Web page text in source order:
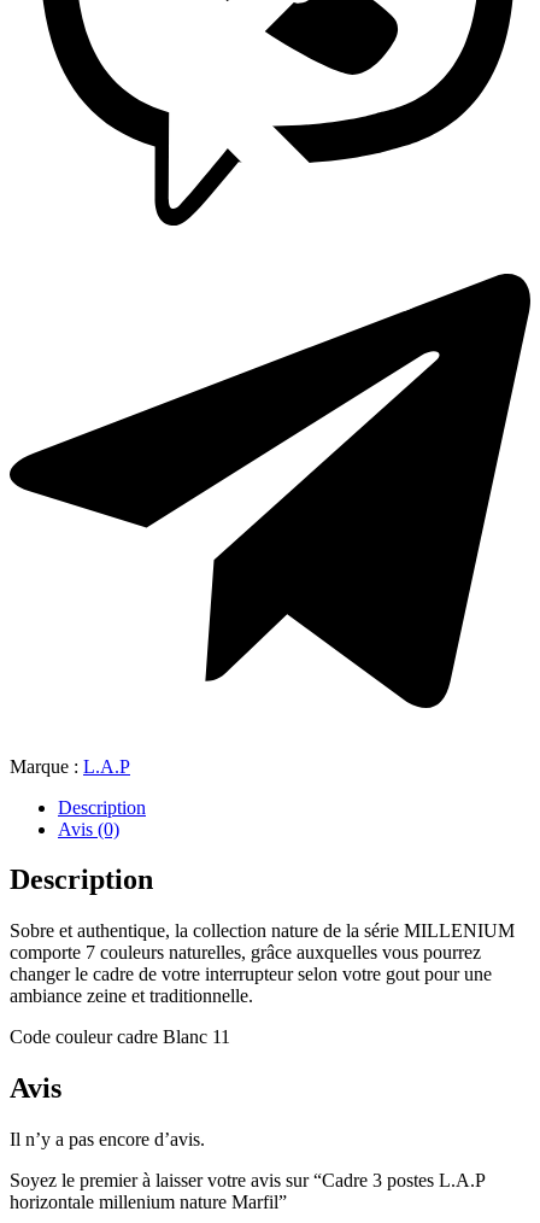
Marque : L.A.P
Description
Avis (0)
Description
Sobre et authentique, la collection nature de la série MILLENIUM
comporte 7 couleurs naturelles, grâce auxquelles vous pourrez
changer le cadre de votre interrupteur selon votre gout pour une
ambiance zeine et traditionnelle.
Code couleur cadre Blanc 11
Avis
Il n’y a pas encore d’avis.
Soyez le premier à laisser votre avis sur “Cadre 3 postes L.A.P
horizontale millenium nature Marfil”